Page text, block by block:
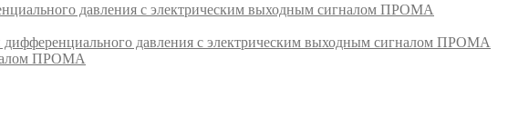
давления с электрическим выходным сигналом ПРОМА
давления с электрическим выходным сигналом ПРОМА
ПРОМА